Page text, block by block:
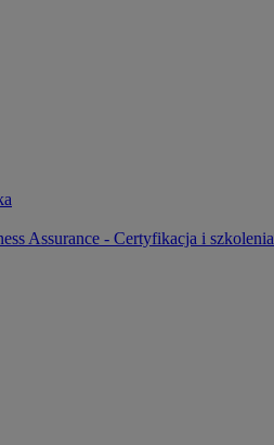
Assurance - Certyfikacja i szkolenia